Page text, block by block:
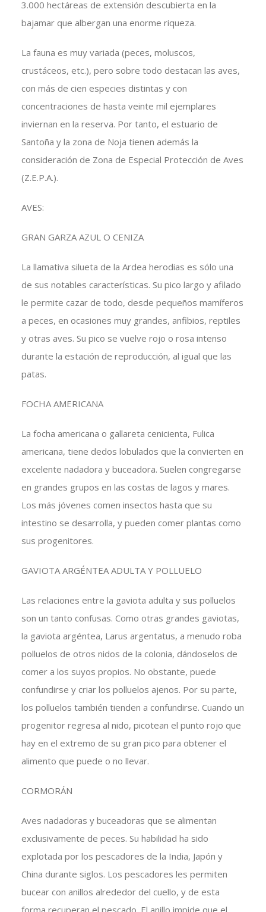
3.000 hectáreas de extensión descubierta en la
bajamar que albergan una enorme riqueza.
La fauna es muy variada (peces, moluscos,
crustáceos, etc.), pero sobre todo destacan las aves,
con más de cien especies distintas y con
concentraciones de hasta veinte mil ejemplares
inviernan en la reserva. Por tanto, el estuario de
Santoña y la zona de Noja tienen además la
consideración de Zona de Especial Protección de Aves
(Z.E.P.A.).
AVES:
GRAN GARZA AZUL O CENIZA
La llamativa silueta de la Ardea herodias es sólo una
de sus notables características. Su pico largo y afilado
le permite cazar de todo, desde pequeños mamíferos
a peces, en ocasiones muy grandes, anfibios, reptiles
y otras aves. Su pico se vuelve rojo o rosa intenso
durante la estación de reproducción, al igual que las
patas.
FOCHA AMERICANA
La focha americana o gallareta cenicienta, Fulica
americana, tiene dedos lobulados que la convierten en
excelente nadadora y buceadora. Suelen congregarse
en grandes grupos en las costas de lagos y mares.
Los más jóvenes comen insectos hasta que su
intestino se desarrolla, y pueden comer plantas como
sus progenitores.
GAVIOTA ARGÉNTEA ADULTA Y POLLUELO
Las relaciones entre la gaviota adulta y sus polluelos
son un tanto confusas. Como otras grandes gaviotas,
la gaviota argéntea, Larus argentatus, a menudo roba
polluelos de otros nidos de la colonia, dándoselos de
comer a los suyos propios. No obstante, puede
confundirse y criar los polluelos ajenos. Por su parte,
los polluelos también tienden a confundirse. Cuando un
progenitor regresa al nido, picotean el punto rojo que
hay en el extremo de su gran pico para obtener el
alimento que puede o no llevar.
CORMORÁN
Aves nadadoras y buceadoras que se alimentan
exclusivamente de peces. Su habilidad ha sido
explotada por los pescadores de la India, Japón y
China durante siglos. Los pescadores les permiten
bucear con anillos alrededor del cuello, y de esta